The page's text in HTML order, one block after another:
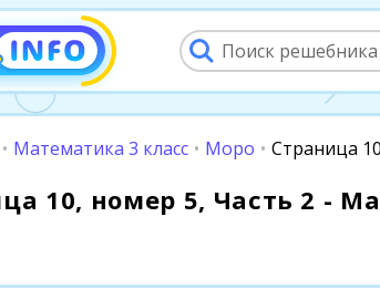
• Математика 3 класс • Моро • Страница
10, номер 5, Часть 2 -